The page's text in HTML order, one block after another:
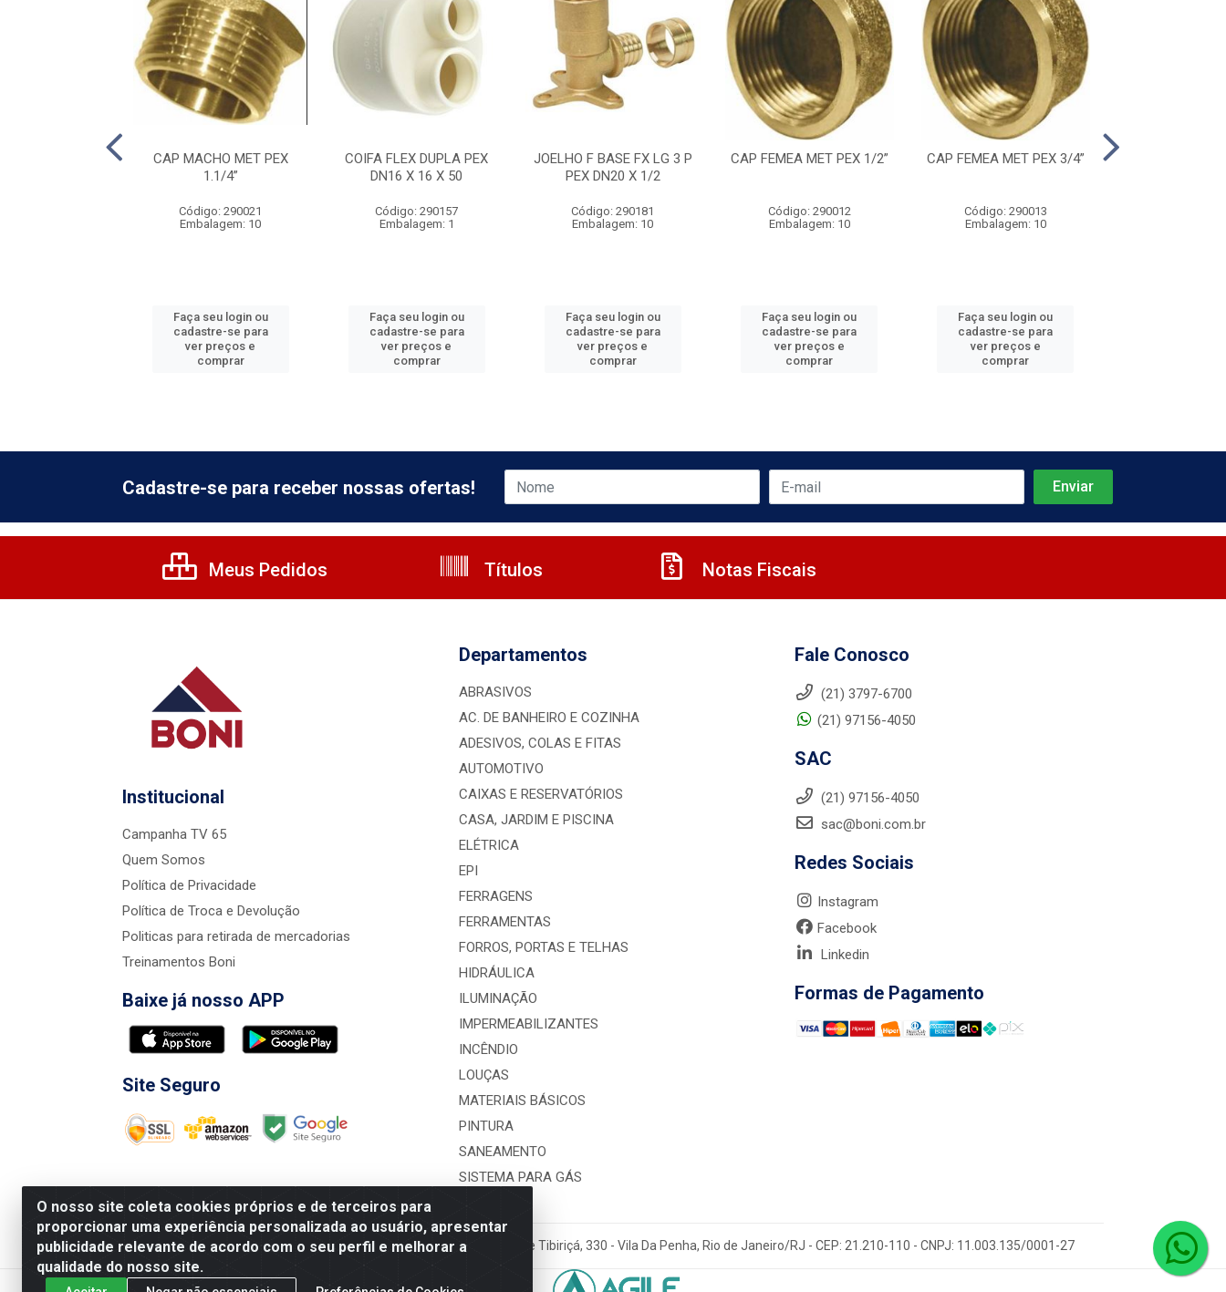
CAP MACHO MET PEX
1.1/4”
Código: 290021
Embalagem: 10
Faça seu login ou
cadastre-se para
ver preços e
comprar
COIFA FLEX DUPLA PEX
DN16 X 16 X 50
Código: 290157
Embalagem: 1
Faça seu login ou
cadastre-se para
ver preços e
comprar
JOELHO F BASE FX LG 3 P
PEX DN20 X 1/2
Código: 290181
Embalagem: 10
Faça seu login ou
cadastre-se para
ver preços e
comprar
CAP FEMEA MET PEX 1/2”
Código: 290012
Embalagem: 10
Faça seu login ou
cadastre-se para
ver preços e
comprar
CAP FEMEA MET PEX 3/4”
Código: 290013
Embalagem: 10
Faça seu login ou
cadastre-se para
ver preços e
comprar
O nosso site coleta cookies próprios e de terceiros para
proporcionar uma experiência personalizada ao usuário, apresentar
publicidade relevante de acordo com o seu perfil e melhorar a
qualidade do nosso site.
Cadastre-se para receber nossas ofertas!
Meus Pedidos Títulos Notas Fiscais
Institucional
Campanha TV 65
Quem Somos
Política de Privacidade
Política de Troca e Devolução
Politicas para retirada de mercadorias
Treinamentos Boni
Baixe já nosso APP
Site Seguro
Departamentos
ABRASIVOS
AC. DE BANHEIRO E COZINHA
ADESIVOS, COLAS E FITAS
AUTOMOTIVO
CAIXAS E RESERVATÓRIOS
CASA, JARDIM E PISCINA
ELÉTRICA
EPI
FERRAGENS
FERRAMENTAS
FORROS, PORTAS E TELHAS
HIDRÁULICA
ILUMINAÇÃO
IMPERMEABILIZANTES
INCÊNDIO
LOUÇAS
MATERIAIS BÁSICOS
PINTURA
SANEAMENTO
SISTEMA PARA GÁS
Fale Conosco
(21) 3797-6700
(21) 97156-4050
SAC
(21) 97156-4050
sac@boni.com.br
Redes Sociais
Instagram
Facebook
Linkedin
Formas de Pagamento
Nova Boni Distribuidora de Material de Construção LTDA - Rua Alice Tibiriçá, 330 - Vila Da Penha, Rio de Janeiro/RJ - CEP: 21.210-110 - CNPJ: 11.003.135/0001-27